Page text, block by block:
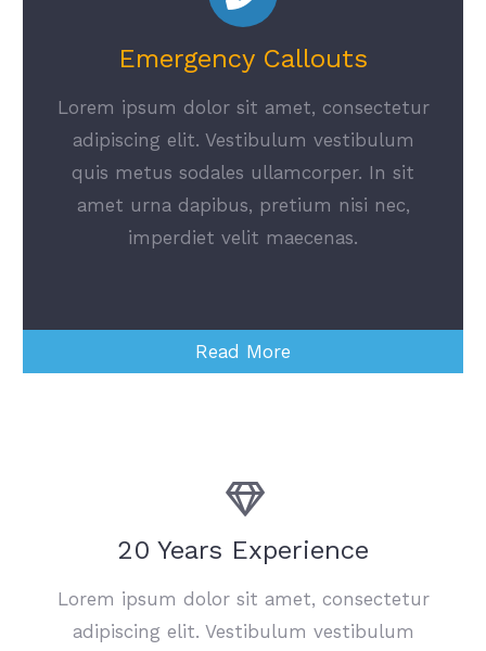
Emergency Callouts
Lorem ipsum dolor sit amet, consectetur
adipiscing elit. Vestibulum vestibulum
quis metus sodales ullamcorper. In sit
amet urna dapibus, pretium nisi nec,
imperdiet velit maecenas.
Read More
20 Years Experience
Lorem ipsum dolor sit amet, consectetur
adipiscing elit. Vestibulum vestibulum